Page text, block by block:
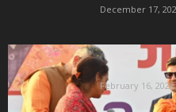
December 17,
Uttarakhand
पर देरी बर्दाश्त...
February 16, 2026